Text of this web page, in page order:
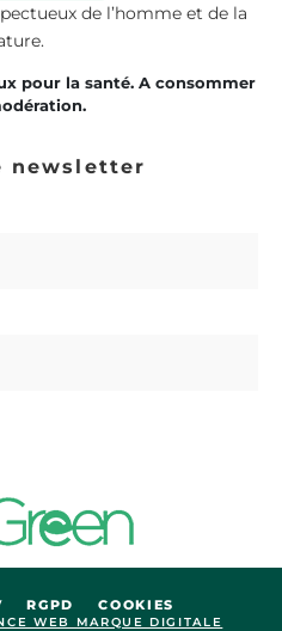
de l’homme et de la
pour la santé. A consommer
newsletter
WEB MARQUE DIGITALE
RGPD COOKIES